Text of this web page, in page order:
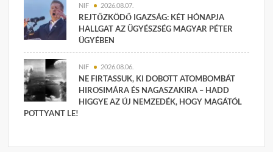
NIF 2026.08.07.
REJTŐZKÖDŐ IGAZSÁG: KÉT HÓNAPJA
HALLGAT AZ ÜGYÉSZSÉG MAGYAR PÉTER
ÜGYÉBEN
NIF 2026.08.06.
NE FIRTASSUK, KI DOBOTT ATOMBOMBÁT
HIROSIMÁRA ÉS NAGASZAKIRA – HADD
HIGGYE AZ ÚJ NEMZEDÉK, HOGY MAGÁTÓL
POTTYANT LE!